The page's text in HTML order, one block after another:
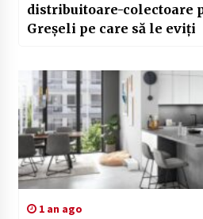
distribuitoare-colectoare
Greșeli pe care să le eviți
1 an ago